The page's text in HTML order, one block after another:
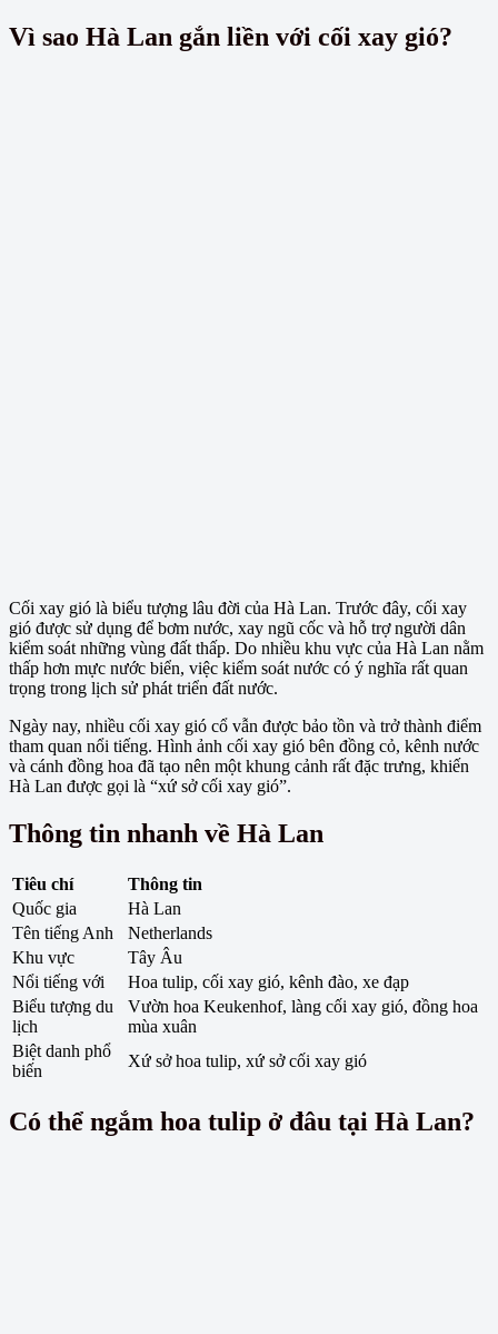
Vì sao Hà Lan gắn liền với cối xay gió?
Cối xay gió là biểu tượng lâu đời của Hà Lan. Trước đây, cối xay
gió được sử dụng để bơm nước, xay ngũ cốc và hỗ trợ người dân
kiểm soát những vùng đất thấp. Do nhiều khu vực của Hà Lan nằm
thấp hơn mực nước biển, việc kiểm soát nước có ý nghĩa rất quan
trọng trong lịch sử phát triển đất nước.
Ngày nay, nhiều cối xay gió cổ vẫn được bảo tồn và trở thành điểm
tham quan nổi tiếng. Hình ảnh cối xay gió bên đồng cỏ, kênh nước
và cánh đồng hoa đã tạo nên một khung cảnh rất đặc trưng, khiến
Hà Lan được gọi là “xứ sở cối xay gió”.
Thông tin nhanh về Hà Lan
Tiêu chí
Thông tin
Quốc gia
Hà Lan
Tên tiếng Anh
Netherlands
Khu vực
Tây Âu
Nổi tiếng với
Hoa tulip, cối xay gió, kênh đào, xe đạp
Biểu tượng du
lịch
Vườn hoa Keukenhof, làng cối xay gió, đồng hoa
mùa xuân
Biệt danh phổ
biến
Xứ sở hoa tulip, xứ sở cối xay gió
Có thể ngắm hoa tulip ở đâu tại Hà Lan?